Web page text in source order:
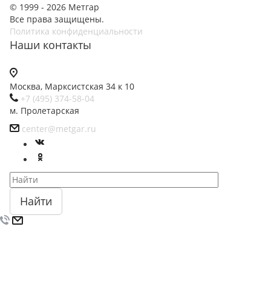
© 1999 - 2026 Метгар
Все права защищены.
Политика конфиденциальности
Наши контакты
Москва, Марксистская 34 к 10
+7 (495) 374-58-04
м. Пролетарская
center@metgar.ru
Найти